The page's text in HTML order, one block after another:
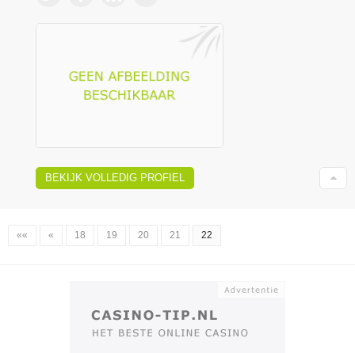
BEKIJK VOLLEDIG PROFIEL
«« « 18 19 20 21 22